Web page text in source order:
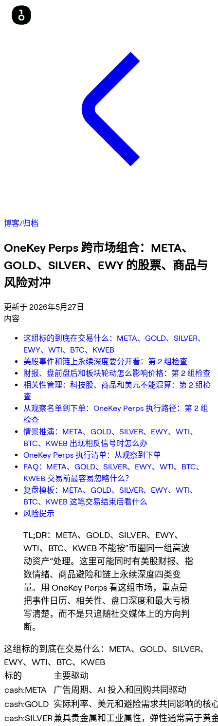
博客/归档
OneKey Perps 跨市场组合：META、
GOLD、SILVER、EWY 的股票、商品与
风险对冲
更新于 2026年5月27日
内容
这组标的到底在交易什么：META、GOLD、SILVER、
EWY、WTI、BTC、KWEB
美股事件和链上永续深度要分开看：第 2 组检查
财报、盘前盘后和板块轮动怎么影响价格：第 2 组检查
相关性管理：科技股、商品和美元不能混算：第 2 组检
查
从观察名单到下单：OneKey Perps 执行路径：第 2 组
检查
情景推演：META、GOLD、SILVER、EWY、WTI、
BTC、KWEB 出现相反信号时怎么办
OneKey Perps 执行清单：从观察到下单
FAQ：META、GOLD、SILVER、EWY、WTI、BTC、
KWEB 交易前最容易忽略什么？
复盘模板：META、GOLD、SILVER、EWY、WTI、
BTC、KWEB 这笔交易结束后看什么
风险提示
TL;DR：META、GOLD、SILVER、EWY、
WTI、BTC、KWEB 不能按“币圈同一组高波
动资产”处理。这里可能同时有美股财报、指
数情绪、商品避险和链上永续深度四类变
量。用 OneKey Perps 看这组市场，重点是
把事件日历、相关性、盘口深度和最大亏损
写清楚，而不是只追随社交媒体上的方向判
断。
这组标的到底在交易什么：META、GOLD、SILVER、
EWY、WTI、BTC、KWEB
标的
主要驱动
cash:META
广告周期、AI 投入和回购共同驱动
cash:GOLD 实际利率、美元和避险需求共同影响的核
cash:SILVER兼具贵金属和工业属性，弹性通常高于黄